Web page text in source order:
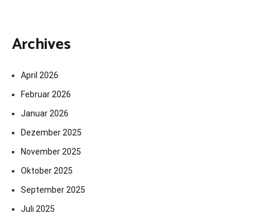
Archives
April 2026
Februar 2026
Januar 2026
Dezember 2025
November 2025
Oktober 2025
September 2025
Juli 2025